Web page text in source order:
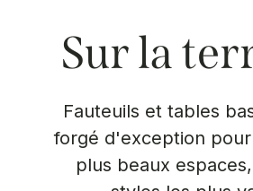
Sur la
Fauteuils et tables
forgé d'exception
plus beaux